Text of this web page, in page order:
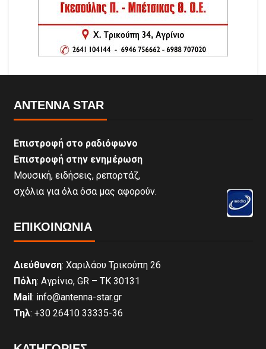
ANTENNA STAR
Επιστροφή στο ραδιόφωνο
Επιστροφή στην ενημέρωση
Μουσική, ειδήσεις, ρεπορτάζ,
σχόλια για όλα όσα μας αφορούν.
ΕΠΙΚΟΙΝΩΝΊΑ
Διεύθυνση: Χαριλάου Τρικούπη 26
Πόλη: Αγρίνιο, GR – ΤΚ 30131
Mail: info@antenna-star.gr
Τηλ: +30 26410 33335-36